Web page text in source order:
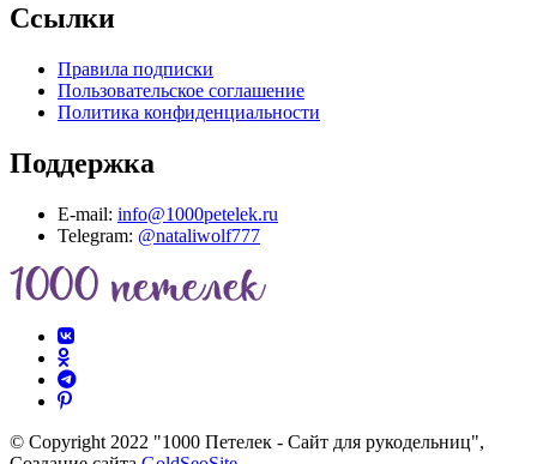
Ссылки
Правила подписки
Пользовательское соглашение
Политика конфиденциальности
Поддержка
E-mail: info@1000petelek.ru
Telegram: @nataliwolf777
© Copyright 2022 "1000 Петелек - Сайт для рукодельниц",